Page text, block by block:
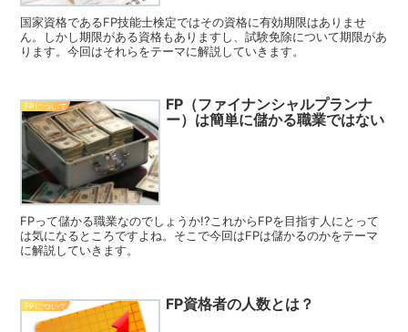
国家資格であるFP技能士検定ではその資格に有効期限はありませ
ん。しかし期限がある資格もありますし、試験免除について期限があ
ります。今回はそれらをテーマに解説していきます。
FPについて
FP（ファイナンシャルプランナ
ー）は簡単に儲かる職業ではない
FPって儲かる職業なのでしょうか!?これからFPを目指す人にとって
は気になるところですよね。そこで今回はFPは儲かるのかをテーマ
に解説していきます。
FPについて FP資格者の人数とは？